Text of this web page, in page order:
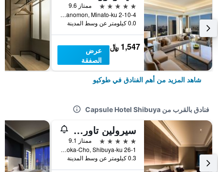
5 نجوم
ممتاز 9.6
2-10-4 Toranomon, Minato-ku, طوكيو, اليابان
0.0 كيلومتر عن وسط المدينة
1,547 ﷼
عرض
الصفقة
شاهد المزيد من أهم الفنادق في طوكيو
فنادق بالقرب من Capsule Hotel Shibuya
سيرولين تاور توكيو هوتل
5 نجوم
ممتاز 9.1
26-1 Sakuragaoka-Cho, Shibuya-ku, طوكيو, اليابان
0.3 كيلومتر عن وسط المدينة